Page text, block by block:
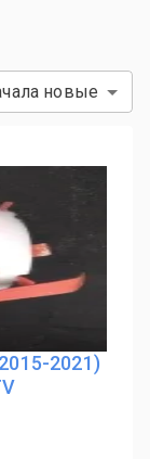
новые
2021)